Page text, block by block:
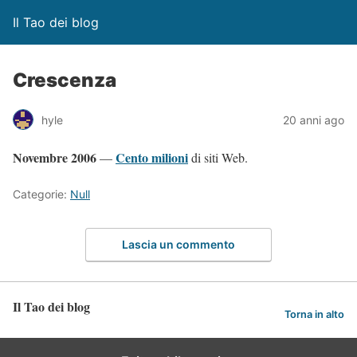
Il Tao dei blog
Crescenza
hyle 20 anni ago
Novembre 2006—Cento milionidi siti Web.
Categorie: Null
Lascia un commento
Il Tao dei blog Torna in alto